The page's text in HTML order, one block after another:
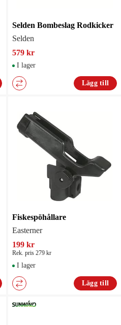
Selden Bombeslag Rodkicker
Selden
579 kr
I lager
Lägg till
Fiskespöhållare
Easterner
199 kr
Rek. pris 279 kr
I lager
Lägg till